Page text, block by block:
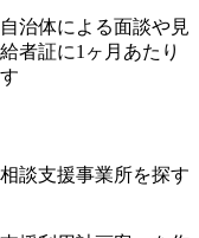
治体による面談や見
者証に1ヶ月あたり
談支援事業所を探す